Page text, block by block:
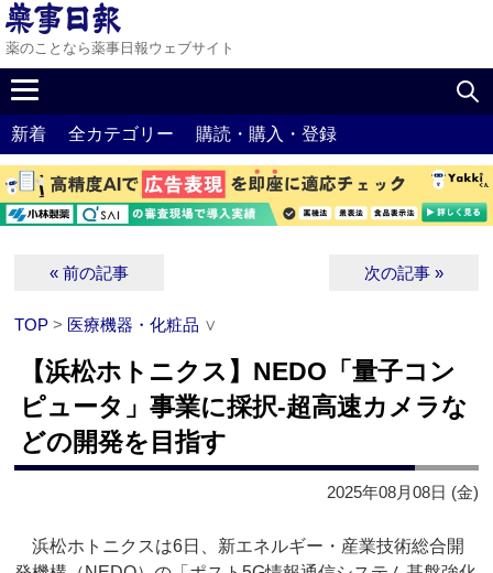
薬のことなら薬事日報ウェブサイト
新着 全カテゴリー 購読・購入・登録
« 前の記事 次の記事 »
TOP > 医療機器・化粧品 ∨
【浜松ホトニクス】NEDO「量子コン
ピュータ」事業に採択‐超高速カメラな
どの開発を目指す
2025年08月08日 (金)
浜松ホトニクスは6日、新エネルギー・産業技術総合開